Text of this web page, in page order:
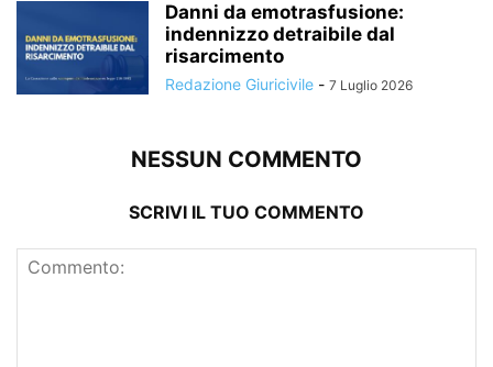
Danni da emotrasfusione:
indennizzo detraibile dal
risarcimento
Redazione Giuricivile - 7 Luglio 2026
NESSUN COMMENTO
SCRIVI IL TUO COMMENTO